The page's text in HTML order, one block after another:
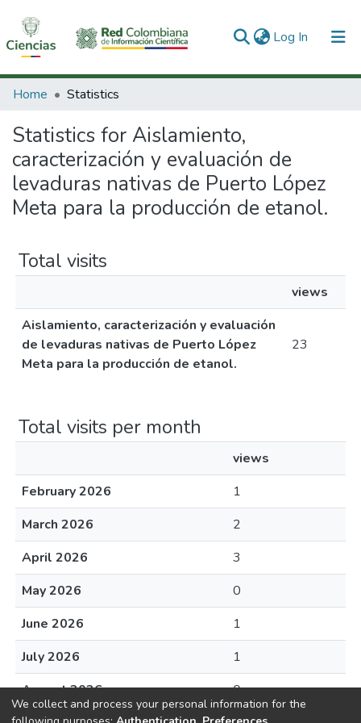
Log In (current)
Communities & Collections
All of DSpace
Home Statistics
Statistics for Aislamiento,
caracterización y evaluación de
levaduras nativas de Puerto López
Meta para la producción de etanol.
Total visits
views
Aislamiento, caracterización y evaluación
de levaduras nativas de Puerto López
Meta para la producción de etanol.
23
Total visits per month
views
February 2026
1
March 2026
2
April 2026
3
May 2026
0
June 2026
1
July 2026
1
August 2026
0
We collect and process your personal information for the